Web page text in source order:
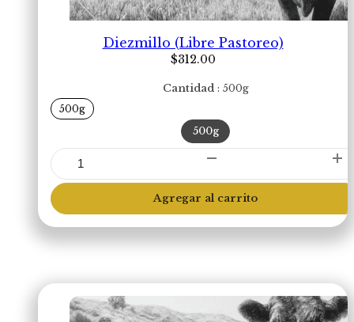
Diezmillo (Libre Pastoreo)
$312.00
Cantidad 500g
500g
500g
Diezmillo
(Libre
Pastoreo)
cantidad
Agregar al carrito